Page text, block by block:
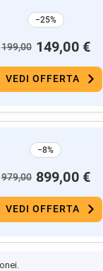
−25%
199,00 149,00 €
VEDI OFFERTA
−8%
979,00 899,00 €
VEDI OFFERTA